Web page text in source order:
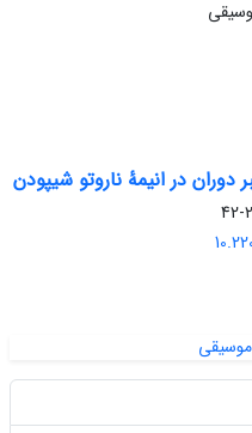
در انیمۀ ناروتو شیپودن